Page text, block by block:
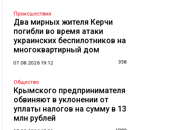
Происшествия
Два мирных жителя Керчи
погибли во время атаки
украинских беспилотников на
многоквартирный дом
07.08.2026 19:12 358
Общество
Крымского предпринимателя
обвиняют в уклонении от
уплаты налогов на сумму в 13
млн рублей